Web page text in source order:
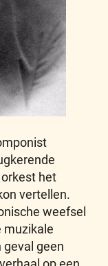
het
vertellen.
weefsel
muzikale
geen